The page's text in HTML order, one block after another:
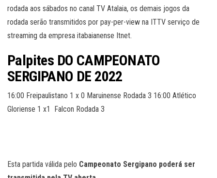
rodada aos sábados no canal TV Atalaia, os demais jogos da
rodada serão transmitidos por pay-per-view na ITTV serviço de
streaming da empresa itabaianense Itnet.
Palpites DO CAMPEONATO
SERGIPANO DE 2022
16:00 Freipaulistano 1 x 0 Maruinense Rodada 3 16:00 Atlético
Gloriense 1 x1 Falcon Rodada 3
Esta partida válida pelo Campeonato Sergipano poderá ser